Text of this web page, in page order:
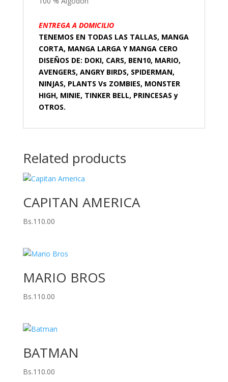
ENTREGA A DOMICILIO
TENEMOS EN TODAS LAS TALLAS, MANGA
CORTA, MANGA LARGA Y MANGA CERO
DISEÑOS DE: DOKI, CARS, BEN10, MARIO,
AVENGERS, ANGRY BIRDS, SPIDERMAN,
NINJAS, PLANTS Vs ZOMBIES, MONSTER
HIGH, MINIE, TINKER BELL, PRINCESAS y
OTROS.
Related products
CAPITAN AMERICA
Bs.110.00
MARIO BROS
Bs.110.00
BATMAN
Bs.110.00